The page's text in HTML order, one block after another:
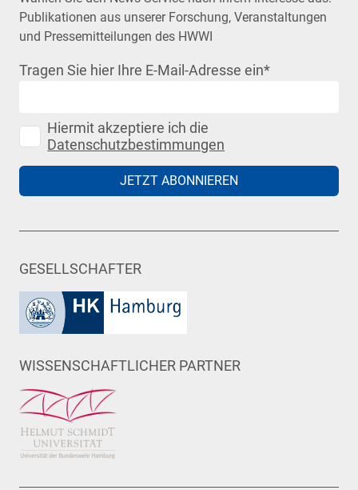
Publikationen aus unserer Forschung, Veranstaltungen
und Pressemitteilungen des HWWI
Tragen Sie hier Ihre E-Mail-Adresse ein*
Hiermit akzeptiere ich die
Datenschutzbestimmungen
JETZT ABONNIEREN
GESELLSCHAFTER
WISSENSCHAFTLICHER PARTNER